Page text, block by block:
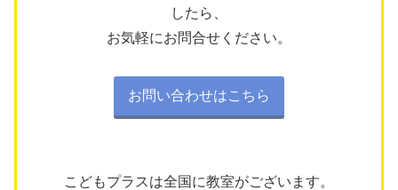
したら、
お気軽にお問合せください。
お問い合わせはこちら
こどもプラスは全国に教室がございます。